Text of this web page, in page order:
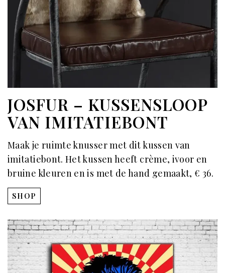
JOSFUR – KUSSENSLOOP
VAN IMITATIEBONT
Maak je ruimte knusser met dit kussen van
imitatiebont. Het kussen heeft crème, ivoor en
bruine kleuren en is met de hand gemaakt, € 36.
SHOP